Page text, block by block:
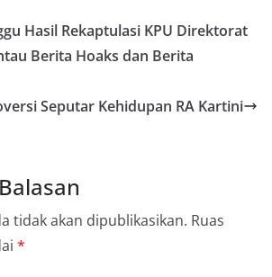
Hasil Rekaptulasi KPU Direktorat
Berita Hoaks dan Berita
Seputar Kehidupan RA Kartini
tidak akan dipublikasikan. Ruas
*